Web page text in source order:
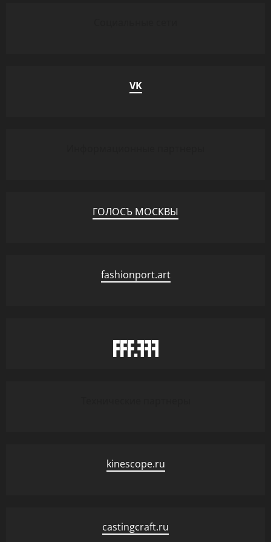
VK
ГОЛОСЪ МОСКВЫ
fashionport.art
kinescope.ru
castingcraft.ru